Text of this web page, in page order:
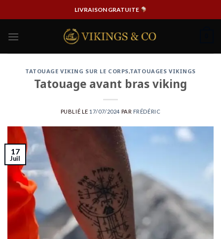
au
LIVRAISON GRATUITE
TATOUAGE VIKING SUR LE CORPS,TATOUAGES VIKINGS
Tatouage avant bras viking
PUBLIÉ LE 17/07/2024 PAR FRÉDÉRIC
17
Juil